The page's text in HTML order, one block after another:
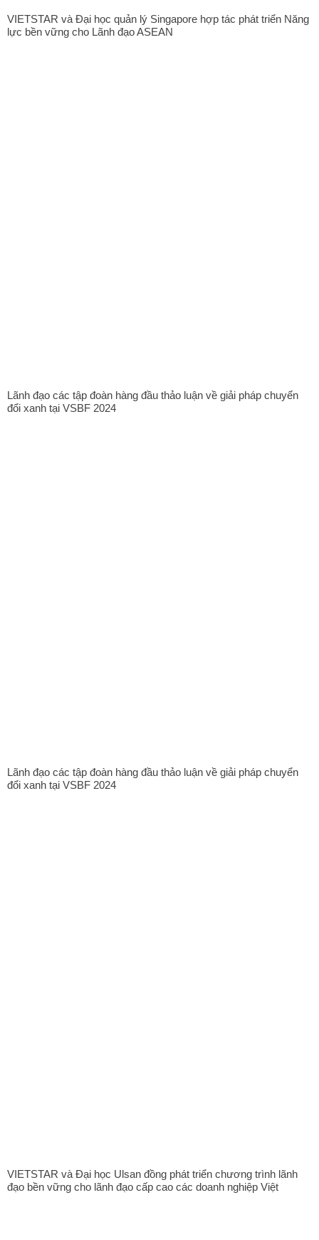
VIETSTAR và Đại học quản lý Singapore hợp tác phát triển Năng
lực bền vững cho Lãnh đạo ASEAN
Lãnh đạo các tập đoàn hàng đầu thảo luận về giải pháp chuyển
đổi xanh tại VSBF 2024
Lãnh đạo các tập đoàn hàng đầu thảo luận về giải pháp chuyển
đổi xanh tại VSBF 2024
VIETSTAR và Đại học Ulsan đồng phát triển chương trình lãnh
đạo bền vững cho lãnh đạo cấp cao các doanh nghiệp Việt